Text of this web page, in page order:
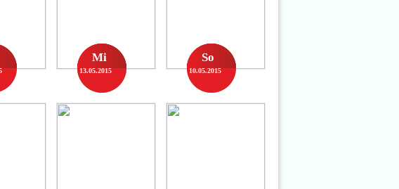
Mi
13.05.2015
So
10.05.2015